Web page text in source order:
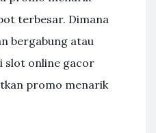
terbesar. Dimana
bergabung atau
slot online gacor
promo menarik